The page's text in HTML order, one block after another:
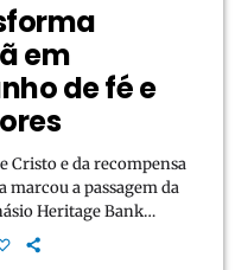
em
de fé e
Cristo e da recompensa
marcou a passagem da
Heritage Bank
americano Forrest
pop cristão da